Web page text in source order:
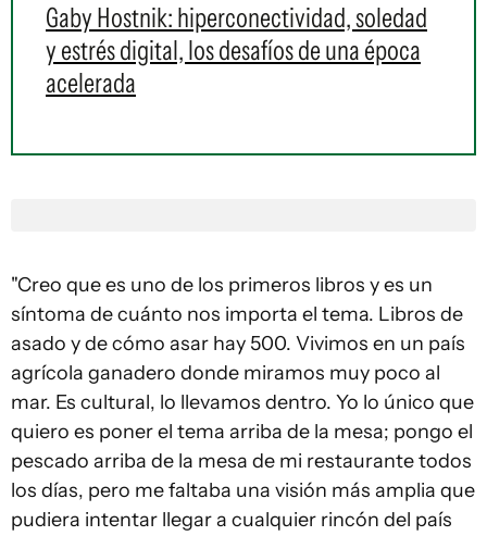
Gaby Hostnik: hiperconectividad, soledad
y estrés digital, los desafíos de una época
acelerada
"Creo que es uno de los primeros libros y es un
síntoma de cuánto nos importa el tema. Libros de
asado y de cómo asar hay 500. Vivimos en un país
agrícola ganadero donde miramos muy poco al
mar. Es cultural, lo llevamos dentro. Yo lo único que
quiero es poner el tema arriba de la mesa; pongo el
pescado arriba de la mesa de mi restaurante todos
los días, pero me faltaba una visión más amplia que
pudiera intentar llegar a cualquier rincón del país